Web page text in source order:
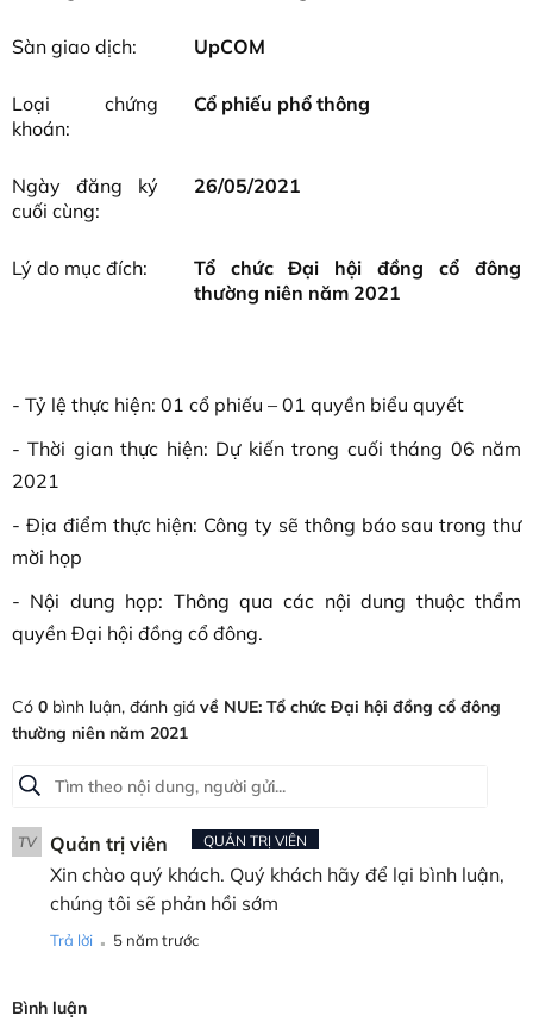
Sàn giao dịch: UpCOM
Loại chứng
khoán:
Cổ phiếu phổ thông
Ngày đăng ký
cuối cùng:
26/05/2021
Lý do mục đích:
Tổ chức Đại hội đồng cổ đông
thường niên năm 2021
- Tỷ lệ thực hiện: 01 cổ phiếu – 01 quyền biểu quyết
- Thời gian thực hiện: Dự kiến trong cuối tháng 06 năm
2021
- Địa điểm thực hiện: Công ty sẽ thông báo sau trong thư
mời họp
- Nội dung họp: Thông qua các nội dung thuộc thẩm
quyền Đại hội đồng cổ đông.
Có 0 bình luận, đánh giá về NUE: Tổ chức Đại hội đồng cổ đông
thường niên năm 2021
TV Quản trị viên QUẢN TRỊ VIÊN
Xin chào quý khách. Quý khách hãy để lại bình luận,
chúng tôi sẽ phản hồi sớm
Trả lời . 5 năm trước
Bình luận